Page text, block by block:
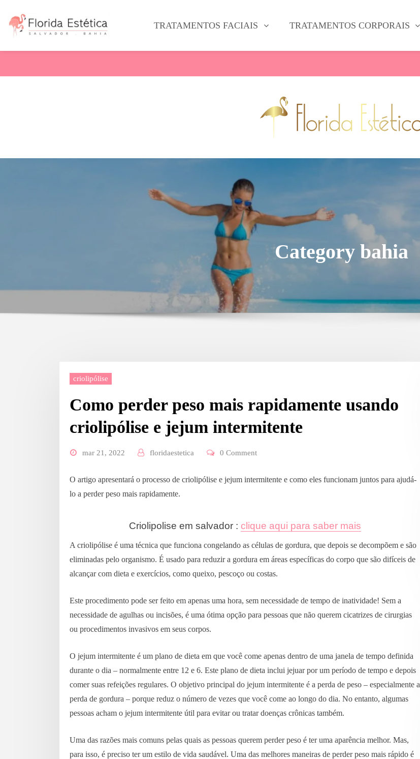
TRATAMENTOS FACIAIS TRATAMENTOS CORPORAIS
Category bahia
criolipólise
Como perder peso mais rapidamente usando
criolipólise e jejum intermitente
mar 21, 2022 floridaestetica 0 Comment
O artigo apresentará o processo de criolipólise e jejum intermitente e como eles funcionam juntos para ajudá-
lo a perder peso mais rapidamente.
Criolipolise em salvador : clique aqui para saber mais
A criolipólise é uma técnica que funciona congelando as células de gordura, que depois se decompõem e são
eliminadas pelo organismo. É usado para reduzir a gordura em áreas específicas do corpo que são difíceis de
alcançar com dieta e exercícios, como queixo, pescoço ou costas.
Este procedimento pode ser feito em apenas uma hora, sem necessidade de tempo de inatividade! Sem a
necessidade de agulhas ou incisões, é uma ótima opção para pessoas que não querem cicatrizes de cirurgias
ou procedimentos invasivos em seus corpos.
O jejum intermitente é um plano de dieta em que você come apenas dentro de uma janela de tempo definida
durante o dia – normalmente entre 12 e 6. Este plano de dieta inclui jejuar por um período de tempo e depois
comer suas refeições regulares. O objetivo principal do jejum intermitente é a perda de peso – especialmente a
perda de gordura – porque reduz o número de vezes que você come ao longo do dia. No entanto, algumas
pessoas acham o jejum intermitente útil para evitar ou tratar doenças crônicas também.
Uma das razões mais comuns pelas quais as pessoas querem perder peso é ter uma aparência melhor. Mas,
para isso, é preciso ter um estilo de vida saudável. Uma das melhores maneiras de perder peso mais rápido é